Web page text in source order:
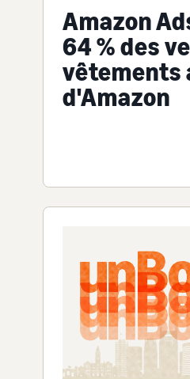
Amazon
64 % des
vêtements
d'Amazon